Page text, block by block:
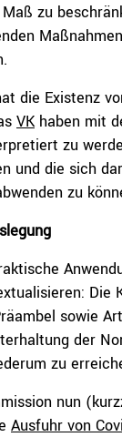
zu
die Existenz
VKhaben mit
zu
und die sich
zu
Die
sowie
der
zu
nun
Ausfuhr von